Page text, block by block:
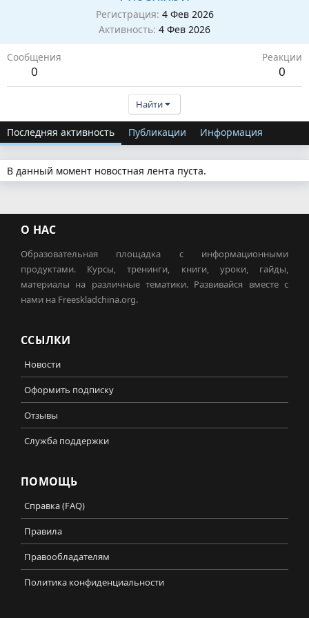
Регистрация 4 Фев 2026
Активность 4 Фев 2026
Сообщения
0
Реакции
0
Найти
Последняя активность Публикации Информация
В данный момент новостная лента пуста.
О НАС
Образовательная площадка с информационными
продуктами. Курсы, тренинги, книги, уроки, гайды,
материалы на различные тематики. Развивайся вместе с
нами на Freeskladchina.org.
ССЫЛКИ
Новости
Оформить подписку
Отзывы
Служба поддержки
ПОМОЩЬ
Справка (FAQ)
Правила
Правообладателям
Политика конфиденциальности